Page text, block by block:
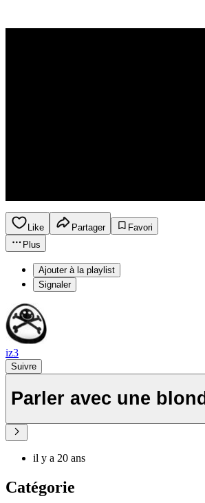
Like Partager
Favori
Plus
Ajouter à la playlist
Signaler
iz3
Suivre
Parler avec une
il y a 20 ans
Catégorie